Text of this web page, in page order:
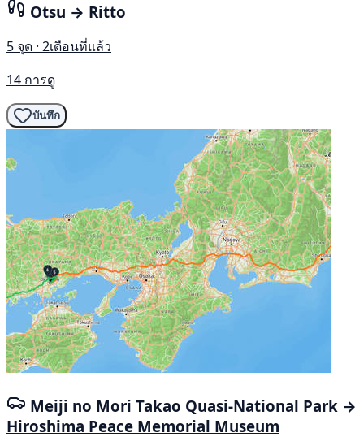
Otsu → Ritto
5 จุด · 2เดือนที่แล้ว
14 การดู
บันทึก
Meiji no Mori Takao Quasi-National Park →
Hiroshima Peace Memorial Museum